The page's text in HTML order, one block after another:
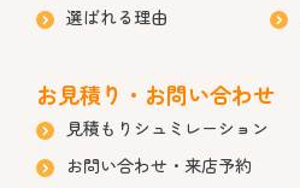
選ばれる理由
お見積り・お問い合わせ
見積もりシュミレーション
お問い合わせ・来店予約